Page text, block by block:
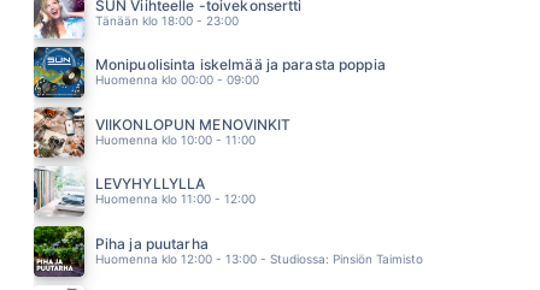
KAIJA KOO
08.45
BEATLES
08.43
MARISKA
08.38
SUN Viihteelle -toivekonsertti
Tänään klo 18:00 - 23:00
Monipuolisinta iskelmää ja parasta poppia
Huomenna klo 00:00 - 09:00
VIIKONLOPUN MENOVINKIT
Huomenna klo 10:00 - 11:00
LEVYHYLLYLLÄ
Huomenna klo 11:00 - 12:00
Piha ja puutarha
Huomenna klo 12:00 - 13:00 - Studiossa: Pinsiön Taimisto